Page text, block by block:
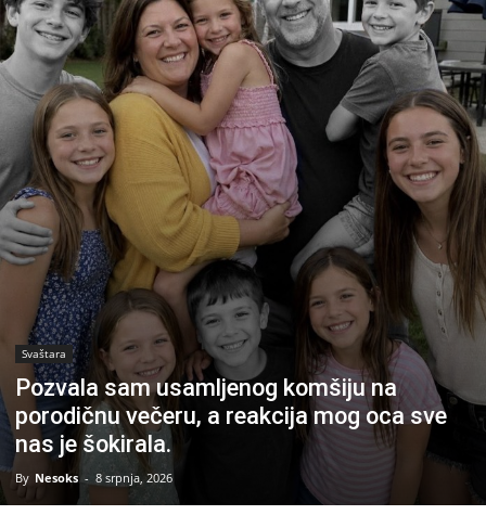
Svaštara
Pozvala sam usamljenog komšiju na
porodičnu večeru, a reakcija mog oca sve
nas je šokirala.
By Nesoks - 8 srpnja, 2026